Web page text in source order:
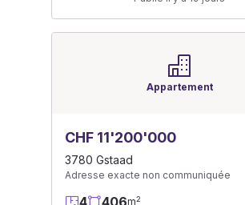
Appartement
CHF 11'200'000
3780 Gstaad
Adresse exacte non communiquée
4 406m2